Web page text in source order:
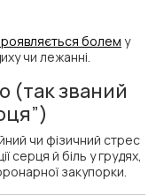
болем у
чи лежанні.
(так званий
чи фізичний стрес
серця й біль у грудях,
закупорки.